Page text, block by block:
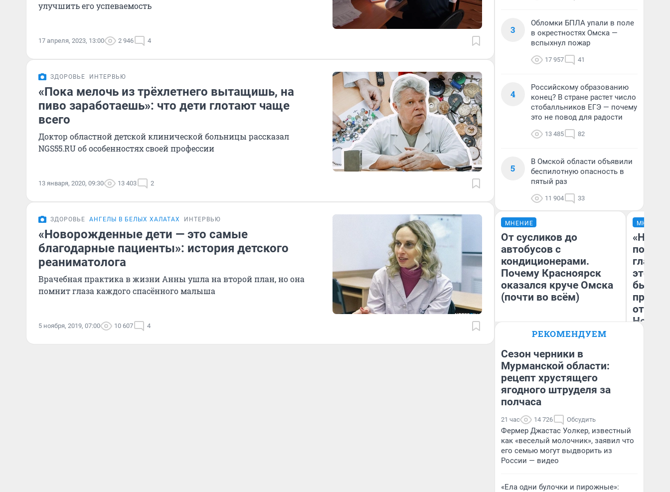
улучшить его успеваемость
17 апреля, 2023, 13:00 2 946 4
ЗДОРОВЬЕ ИНТЕРВЬЮ
«Пока мелочь из трёхлетнего вытащишь, на
пиво заработаешь»: что дети глотают чаще
всего
Доктор областной детской клинической больницы рассказал
NGS55.RU об особенностях своей профессии
13 января, 2020, 09:30 13 403 2
ЗДОРОВЬЕ АНГЕЛЫ В БЕЛЫХ ХАЛАТАХ ИНТЕРВЬЮ
«Новорожденные дети — это самые
благодарные пациенты»: история детского
реаниматолога
Врачебная практика в жизни Анны ушла на второй план, но она
помнит глаза каждого спасённого малыша
5 ноября, 2019, 07:00 10 607 4
3
Обломки БПЛА упали в поле
в окрестностях Омска —
вспыхнул пожар
17 957 41
4
Российскому образованию
конец? В стране растет число
стобалльников ЕГЭ — почему
это не повод для радости
13 485 82
5
В Омской области объявили
беспилотную опасность в
пятый раз
11 904 33
МНЕНИЕ
От сусликов до
автобусов с
кондиционерами.
Почему Красноярск
оказался круче Омска
(почти во всём)
МНЕНИЕ
этого
бьет
отзыв
Нолана
РЕКОМЕНДУЕМ
Сезон черники в
Мурманской области:
рецепт хрустящего
ягодного штруделя за
полчаса
21 час 14 726 Обсудить
Фермер Джастас Уолкер, известный
как «веселый молочник», заявил что
его семью могут выдворить из
России — видео
«Ела одни булочки и пирожные»: